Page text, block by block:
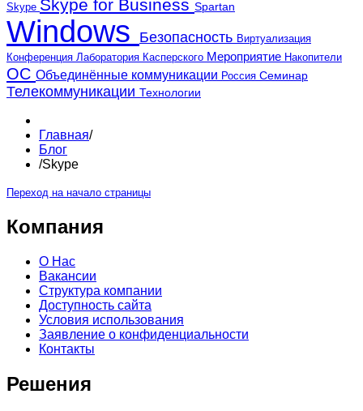
Skype Skype for Business Spartan
Windows Безопасность Виртуализация
Конференция Лаборатория Касперского Мероприятие Накопители
ОС Объединённые коммуникации Россия Семинар
Телекоммуникации Технологии
Главная/
Блог
/Skype
Переход на начало страницы
Компания
О Нас
Вакансии
Структура компании
Доступность сайта
Условия использования
Заявление о конфиденциальности
Контакты
Решения